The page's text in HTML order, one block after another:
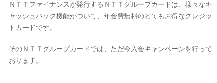
ＮＴＴファイナンスが発行するＮＴＴグループカードは、様々なキ
ャッシュバック機能がついて、年会費無料のとてもお得なクレジッ
トカードです。
そのＮＴＴグループカードでは、ただ今入会キャンペーンを行って
おります。